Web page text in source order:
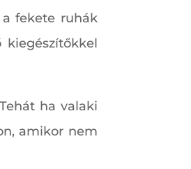
fekete ruhák
kiegészítőkkel
ha valaki
amikor nem